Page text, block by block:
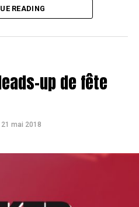
READING
up de fête
21 mai 2018